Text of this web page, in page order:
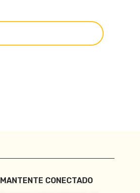
MANTENTE CONECTADO